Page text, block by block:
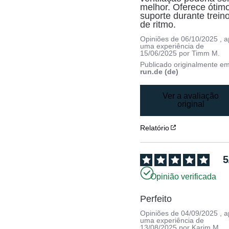
melhor. Oferece
suporte durante
de ritmo.
Opiniões de06/10/2025
,
uma experiência de
15/06/2025 porTimm M.
Publicado originalmente
run.de (de)
Ver a avaliação
original
Relatório
5
Opinião verificada
Perfeito
Opiniões de04/09/2025
,
uma experiência de